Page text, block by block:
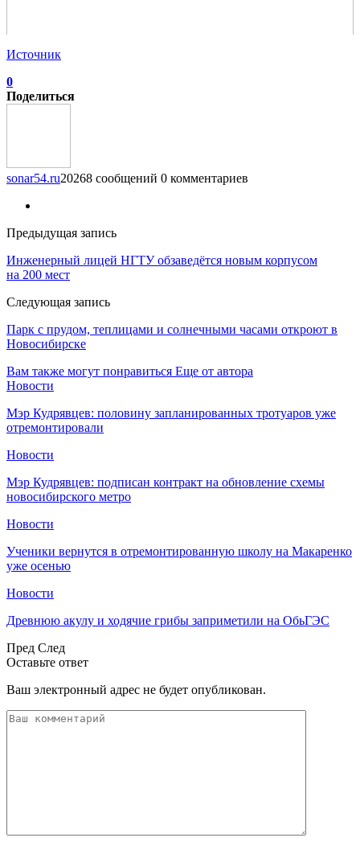
Источник
0
Поделиться
sonar54.ru20268 сообщений 0 комментариев
Предыдущая запись
Инженерный лицей НГТУ обзаведётся новым корпусом
на 200 мест
Следующая запись
Парк с прудом, теплицами и солнечными часами откроют в
Новосибирске
Вам также могут понравиться Еще от автора
Новости
Мэр Кудрявцев: половину запланированных тротуаров уже
отремонтировали
Новости
Мэр Кудрявцев: подписан контракт на обновление схемы
новосибирского метро
Новости
Ученики вернутся в отремонтированную школу на Макаренко
уже осенью
Новости
Древнюю акулу и ходячие грибы заприметили на ОбьГЭС
Пред След
Оставьте ответ
Ваш электронный адрес не будет опубликован.